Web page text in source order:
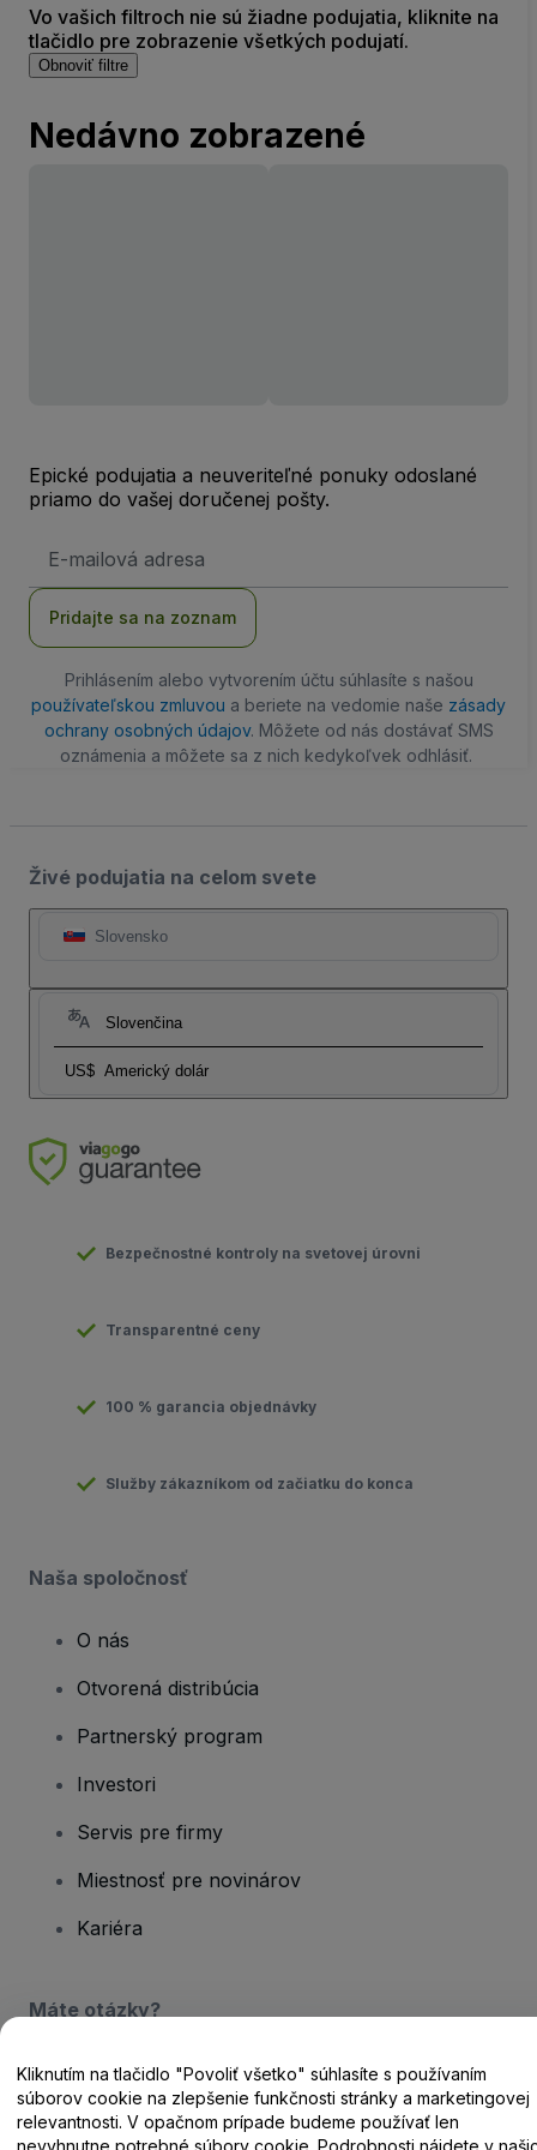
Vo vašich filtroch nie sú žiadne podujatia, kliknite na
tlačidlo pre zobrazenie všetkých podujatí.
Obnoviť filtre
Nedávno zobrazené
Epické podujatia a neuveriteľné ponuky odoslané
priamo do vašej doručenej pošty.
mailová
Pridajte sa na zoznam
Prihlásením alebo vytvorením účtu súhlasíte s našou
používateľskou zmluvou a beriete na vedomie naše zásady
ochrany osobných údajov. Môžete od nás dostávať SMS
oznámenia a môžete sa z nich kedykoľvek odhlásiť.
Živé podujatia na celom svete
Slovensko
Slovenčina
US$ Americký dolár
Bezpečnostné kontroly na svetovej úrovni
Transparentné ceny
100 % garancia objednávky
Služby zákazníkom od začiatku do konca
Naša spoločnosť
O nás
Otvorená distribúcia
Partnerský program
Investori
Servis pre firmy
Miestnosť pre novinárov
Kariéra
Máte otázky?
Centrum pomoci / Kontaktujte nás
Kliknutím na tlačidlo "Povoliť všetko" súhlasíte s používaním
súborov cookie na zlepšenie funkčnosti stránky a marketingovej
relevantnosti. V opačnom prípade budeme používať len
nevyhnutne potrebné súbory cookie. Podrobnosti nájdete v